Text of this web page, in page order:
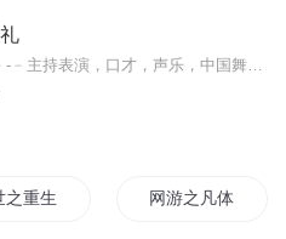
之重生DNF系统 网游之凡体字